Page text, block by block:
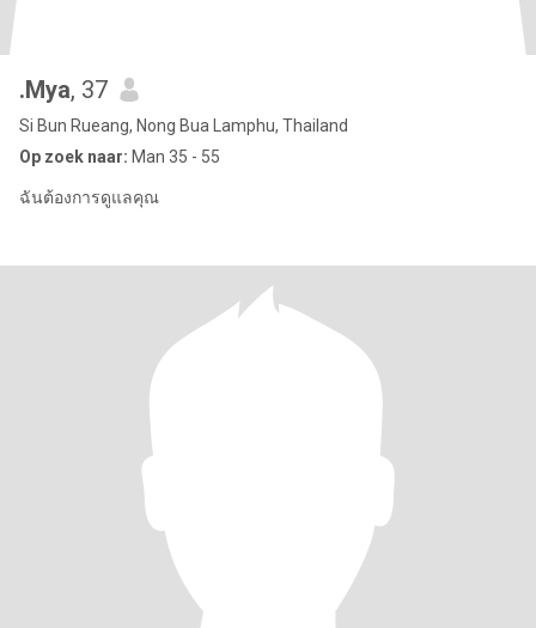
.Mya, 37
Si Bun Rueang, Nong Bua Lamphu, Thailand
Op zoek naar: Man 35 - 55
ฉันต้องการดูแลคุณ